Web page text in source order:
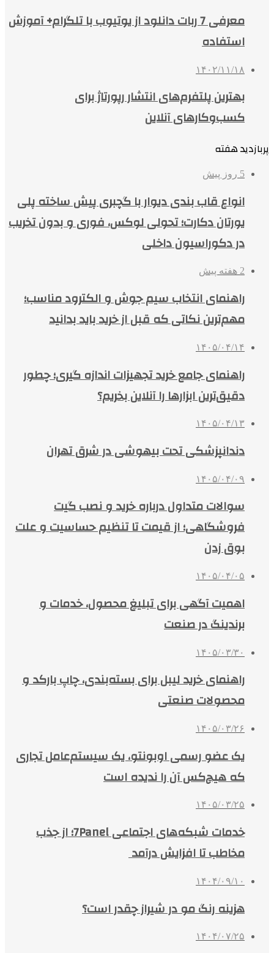
معرفی 7 ربات دانلود از یوتیوب با تلگرام+ آموزش
استفاده
۱۴۰۲/۱۱/۱۸
بهترین پلتفرم‌های انتشار رپورتاژ برای
کسب‌وکارهای آنلاین
پربازدید هفته
5 روز پیش
انواع قاب بندی دیوار با گچبری پیش ساخته پلی
یورتان دکارت؛ تحولی لوکس، فوری و بدون تخریب
در دکوراسیون داخلی
2 هفته پیش
راهنمای انتخاب سیم جوش و الکترود مناسب؛
مهم‌ترین نکاتی که قبل از خرید باید بدانید
۱۴۰۵/۰۴/۱۴
راهنمای جامع خرید تجهیزات اندازه گیری؛ چطور
دقیق‌ترین ابزارها را آنلاین بخریم؟
۱۴۰۵/۰۴/۱۳
دندانپزشکی تحت بیهوشی در شرق تهران
۱۴۰۵/۰۴/۰۹
سوالات متداول درباره خرید و نصب گیت
فروشگاهی؛ از قیمت تا تنظیم حساسیت و علت
بوق زدن
۱۴۰۵/۰۴/۰۵
اهمیت آگهی برای تبلیغ محصول، خدمات و
برندینگ در صنعت
۱۴۰۵/۰۳/۳۰
راهنمای خرید لیبل برای بسته‌بندی، چاپ بارکد و
محصولات صنعتی
۱۴۰۵/۰۳/۲۶
یک عضو رسمی اوبونتو، یک سیستم‌عامل تجاری
که هیچ‌کس آن را ندیده است
۱۴۰۵/۰۳/۲۵
خدمات شبکه‌های اجتماعی 7Panel؛ از جذب
مخاطب تا افزایش درآمد
۱۴۰۴/۰۹/۱۰
هزینه رنگ مو در شیراز چقدر است؟
۱۴۰۴/۰۷/۲۵